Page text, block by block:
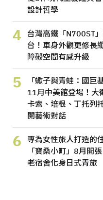
設計哲學
4
台灣高鐵「N700ST
台！車身外觀更修長
障礙空間有感升級
5
「蠍子與青蛙：國巨
11月中美館登場！大
卡索、培根、丁托列
開藝術對話
6
專為女性旅人打造的
「寶桑小町」8月開
老宿舍化身日式青旅